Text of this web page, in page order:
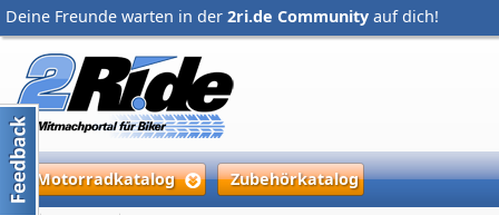
Deine Freunde warten in der 2ri.de Community auf dich!
Motorradkatalog Zubehörkatalog